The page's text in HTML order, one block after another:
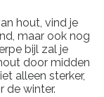
hout, vind je
maar ook nog
bijl zal je
door midden
alleen sterker,
de winter.